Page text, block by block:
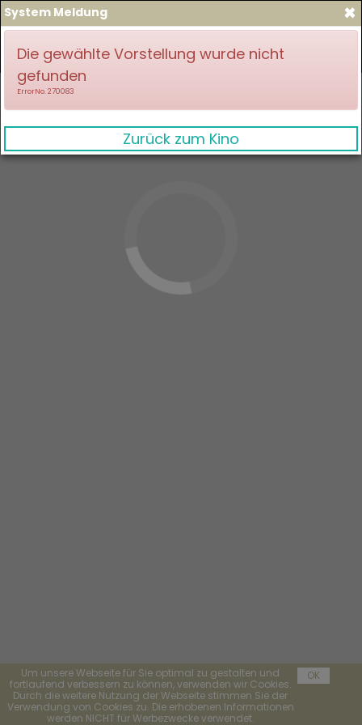
Um unsere Webseite für Sie optimal zu gestalten und
fortlaufend verbessern zu können, verwenden wir Cookies.
Durch die weitere Nutzung der Webseite stimmen Sie der
Verwendung von Cookies zu. Die erhobenen Informationen
werden NICHT für Werbezwecke verwendet.
OK
×
System Meldung
Die gewählte Vorstellung wurde nicht
gefunden
ErrorNo. 270083
Zurück zum Kino